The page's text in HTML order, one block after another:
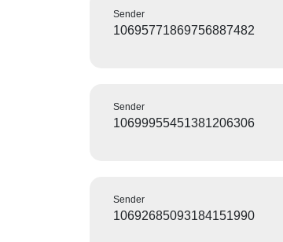
Sender
10695771869756887482
Sender
10699955451381206306
Sender
10692685093184151990